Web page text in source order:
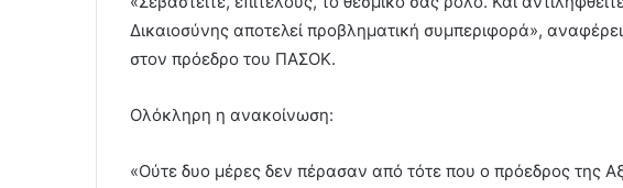
Δικαιοσύνης αποτελεί προβληματική συμπεριφορά»,
στον πρόεδρο του ΠΑΣΟΚ.
Ολόκληρη η ανακοίνωση:
«Ούτε δυο μέρες δεν πέρασαν από τότε που ο πρόεδρος της